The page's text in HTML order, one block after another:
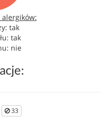
tak
tak
nie
33